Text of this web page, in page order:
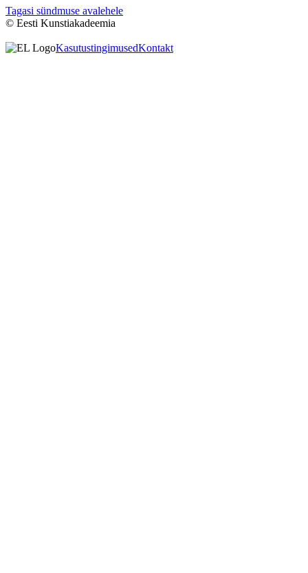
Tagasi sündmuse avalehele
© Eesti Kunstiakadeemia
KasutustingimusedKontakt